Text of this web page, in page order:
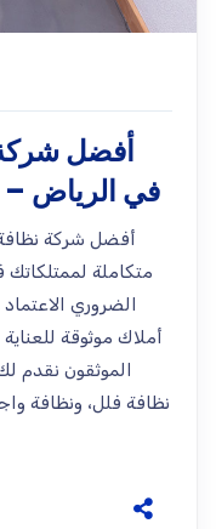
في الرياض –
متكاملة
الضروري
أملاك موثوقة
الموثقون نقدم
نظافة فلل، ونظافة